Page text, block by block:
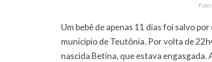
Fato
Um bebê de apenas 11 dias foi salvo
município de Teutônia. Por volta de
nascida Betina, que estava